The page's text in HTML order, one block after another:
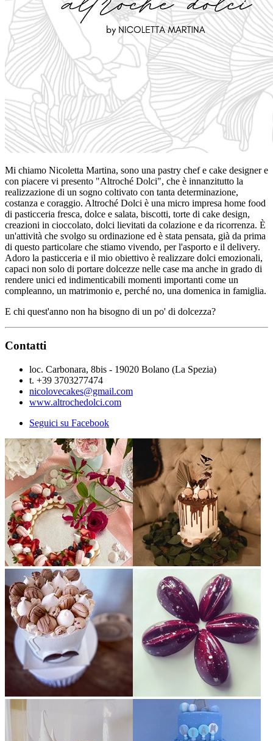
Mi chiamo Nicoletta Martina, sono una pastry chef e cake designer e
con piacere vi presento "Altroché Dolci", che è innanzitutto la
realizzazione di un sogno coltivato con tanta determinazione,
costanza e coraggio. Altroché Dolci è una micro impresa home food
di pasticceria fresca, dolce e salata, biscotti, torte di cake design,
creazioni in cioccolato, dolci lievitati da colazione e da ricorrenza. È
un'attività che svolgo su ordinazione ed è stata pensata, già da prima
di questo particolare che stiamo vivendo, per l'asporto e il delivery.
Adoro la pasticceria e il mio obiettivo è realizzare dolci emozionali,
capaci non solo di portare dolcezze nelle case ma anche in grado di
rendere unici ed indimenticabili momenti importanti come un
compleanno, un matrimonio e, perché no, una domenica in famiglia.
E chi quest'anno non ha bisogno di un po' di dolcezza?
Contatti
loc. Carbonara, 8bis - 19020 Bolano (La Spezia)
t. +39 3703277474
nicolovecakes@gmail.com
www.altrochedolci.com
Seguici su Facebook